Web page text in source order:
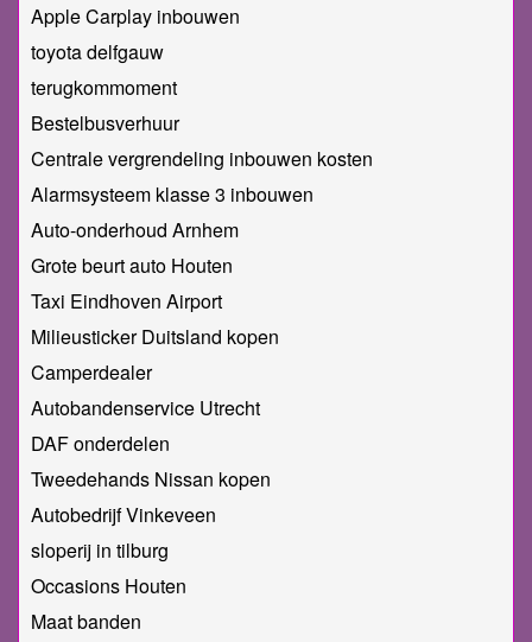
Apple Carplay inbouwen
toyota delfgauw
terugkommoment
Bestelbusverhuur
Centrale vergrendeling inbouwen kosten
Alarmsysteem klasse 3 inbouwen
Auto-onderhoud Arnhem
Grote beurt auto Houten
Taxi Eindhoven Airport
Milieusticker Duitsland kopen
Camperdealer
Autobandenservice Utrecht
DAF onderdelen
Tweedehands Nissan kopen
Autobedrijf Vinkeveen
sloperij in tilburg
Occasions Houten
Maat banden